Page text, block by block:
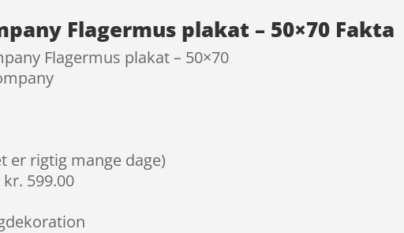
Flagermus plakat – 50×70 Fakta
Flagermus plakat – 50×70
er rigtig mange dage)
599.00